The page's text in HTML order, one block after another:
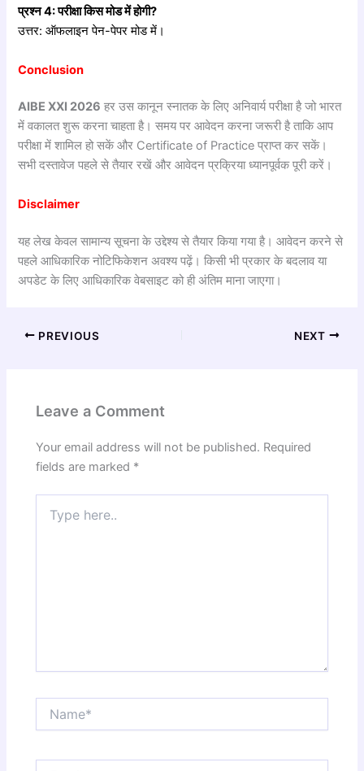
प्रश्न 4:परीक्षाकिसमोडमेंहोगी?
उत्तर: ऑफलाइन पेन-पेपर मोड में।
Conclusion
AIBE XXI 2026 हर उस कानून स्नातक के लिए अनिवार्य परीक्षा है जो भारत
में वकालत शुरू करना चाहता है। समय पर आवेदन करना जरूरी है ताकि आप
परीक्षा में शामिल हो सकें और Certificate of Practice प्राप्त कर सकें।
सभी दस्तावेज पहले से तैयार रखें और आवेदन प्रक्रिया ध्यानपूर्वक पूरी करें।
Disclaimer
यह लेख केवल सामान्य सूचना के उद्देश्य से तैयार किया गया है। आवेदन करने से
पहले आधिकारिक नोटिफिकेशन अवश्य पढ़ें। किसी भी प्रकार के बदलाव या
अपडेट के लिए आधिकारिक वेबसाइट को ही अंतिम माना जाएगा।
PREVIOUS NEXT
Leave a Comment
Your email address will not be published. Required
fields are marked *
here..